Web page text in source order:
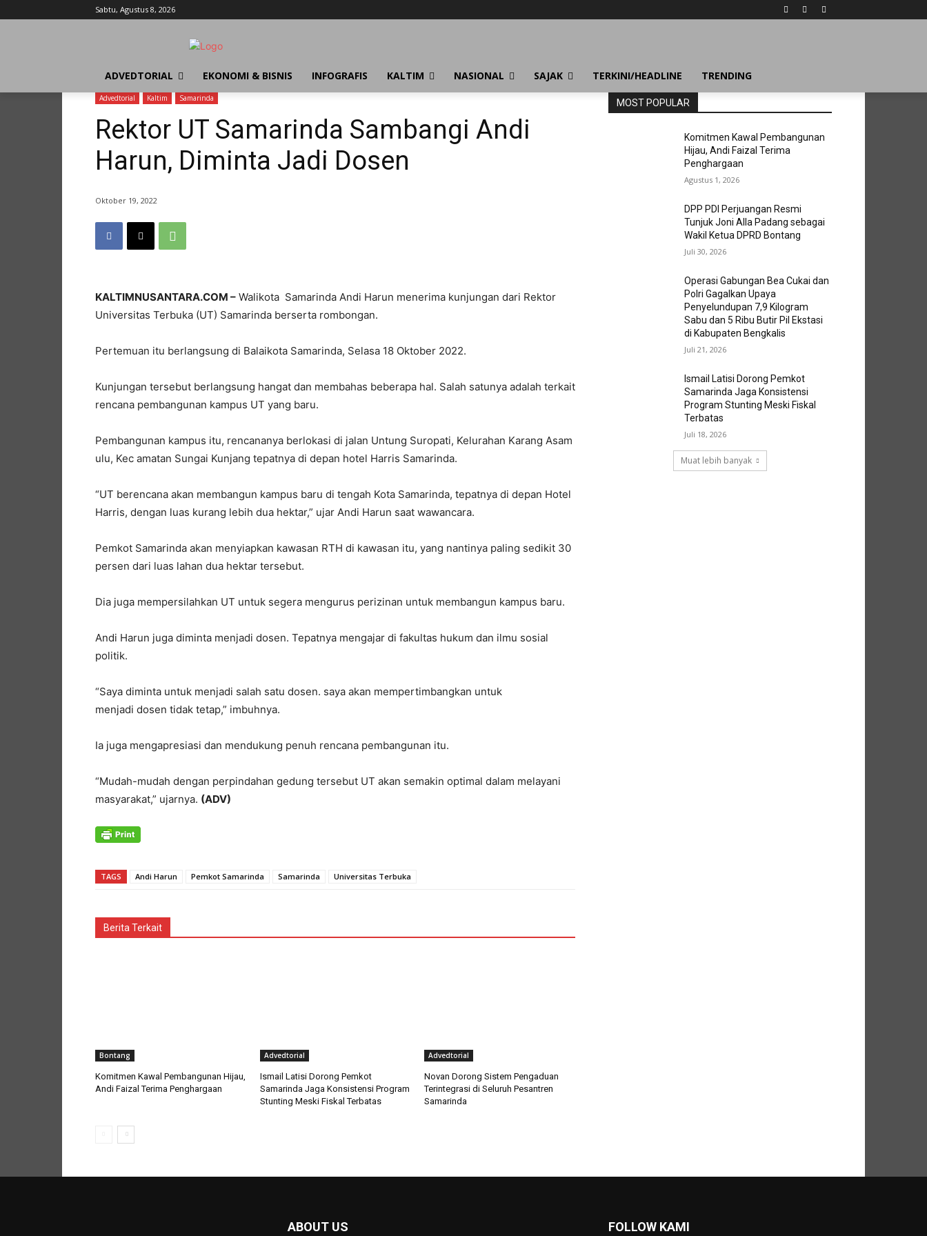
Sabtu, Agustus 8, 2026
ADVEDTORIAL EKONOMI & BISNIS INFOGRAFIS KALTIM NASIONAL SAJAK TERKINI/HEADLINE TRENDING
Advedtorial Kaltim Samarinda
Rektor UT Samarinda Sambangi Andi
Harun, Diminta Jadi Dosen
Oktober 19, 2022
KALTIMNUSANTARA.COM – Walikota Samarinda Andi Harun menerima kunjungan dari Rektor
Universitas Terbuka (UT) Samarinda berserta rombongan.
Pertemuan itu berlangsung di Balaikota Samarinda, Selasa 18 Oktober 2022.
Kunjungan tersebut berlangsung hangat dan membahas beberapa hal. Salah satunya adalah terkait
rencana pembangunan kampus UT yang baru.
Pembangunan kampus itu, rencananya berlokasi di jalan Untung Suropati, Kelurahan Karang Asam
ulu, Kec amatan Sungai Kunjang tepatnya di depan hotel Harris Samarinda.
“UT berencana akan membangun kampus baru di tengah Kota Samarinda, tepatnya di depan Hotel
Harris, dengan luas kurang lebih dua hektar,” ujar Andi Harun saat wawancara.
Pemkot Samarinda akan menyiapkan kawasan RTH di kawasan itu, yang nantinya paling sedikit 30
persen dari luas lahan dua hektar tersebut.
Dia juga mempersilahkan UT untuk segera mengurus perizinan untuk membangun kampus baru.
Andi Harun juga diminta menjadi dosen. Tepatnya mengajar di fakultas hukum dan ilmu sosial
politik.
“Saya diminta untuk menjadi salah satu dosen. saya akan mempertimbangkan untuk
menjadi dosen tidak tetap,” imbuhnya.
Ia juga mengapresiasi dan mendukung penuh rencana pembangunan itu.
“Mudah-mudah dengan perpindahan gedung tersebut UT akan semakin optimal dalam melayani
masyarakat,” ujarnya. (ADV)
TAGS Andi Harun Pemkot Samarinda Samarinda Universitas Terbuka
Berita Terkait
Bontang
Komitmen Kawal Pembangunan Hijau,
Andi Faizal Terima Penghargaan
Advedtorial
Ismail Latisi Dorong Pemkot
Samarinda Jaga Konsistensi Program
Stunting Meski Fiskal Terbatas
Advedtorial
Novan Dorong Sistem Pengaduan
Terintegrasi di Seluruh Pesantren
Samarinda
MOST POPULAR
Komitmen Kawal Pembangunan
Hijau, Andi Faizal Terima
Penghargaan
Agustus 1, 2026
DPP PDI Perjuangan Resmi
Tunjuk Joni Alla Padang sebagai
Wakil Ketua DPRD Bontang
Juli 30, 2026
Operasi Gabungan Bea Cukai dan
Polri Gagalkan Upaya
Penyelundupan 7,9 Kilogram
Sabu dan 5 Ribu Butir Pil Ekstasi
di Kabupaten Bengkalis
Juli 21, 2026
Ismail Latisi Dorong Pemkot
Samarinda Jaga Konsistensi
Program Stunting Meski Fiskal
Terbatas
Juli 18, 2026
Muat lebih banyak
ABOUT US FOLLOW KAMI